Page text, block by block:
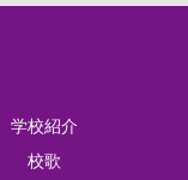
学校紹介
校歌